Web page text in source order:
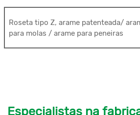
Roseta tipo Z, arame patenteada/
para molas / arame para peneiras
Especialistas na